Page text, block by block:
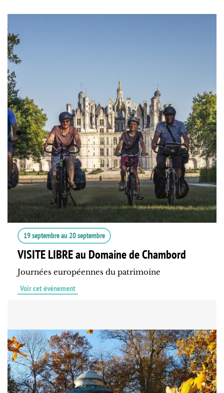
19 septembreau 20 septembre
VISITE LIBRE au Domaine de Chambord
Journées européennes du patrimoine
Voir cet événement